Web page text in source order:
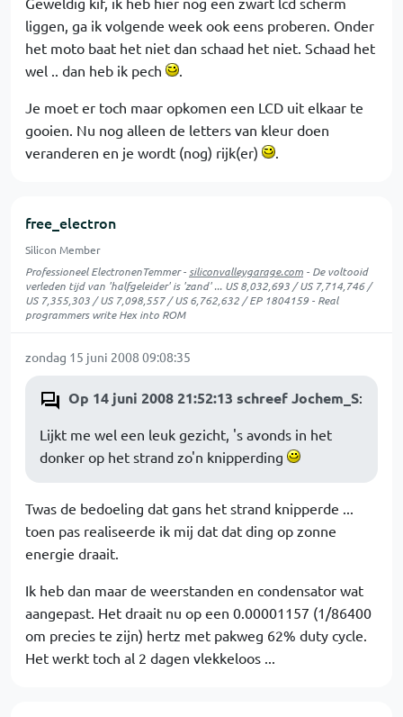
liggen, ga ik volgende week ook eens proberen. Onder
het moto baat het niet dan schaad het niet. Schaad het
wel .. dan heb ik pech
.
Je moet er toch maar opkomen een LCD uit elkaar te
gooien. Nu nog alleen de letters van kleur doen
veranderen en je wordt (nog) rijk(er)
.
free_electron
Silicon Member
Professioneel ElectronenTemmer - siliconvalleygarage.com - De voltooid
verleden tijd van 'halfgeleider' is 'zand' ... US 8,032,693 / US 7,714,746 /
US 7,355,303 / US 7,098,557 / US 6,762,632 / EP 1804159 - Real
programmers write Hex into ROM
zondag 15 juni 2008 09:08:35
Op 14 juni 2008 21:52:13 schreef Jochem_S:
Lijkt me wel een leuk gezicht, 's avonds in het
donker op het strand zo'n knipperding
Twas de bedoeling dat gans het strand knipperde ...
toen pas realiseerde ik mij dat dat ding op zonne
energie draait.
Ik heb dan maar de weerstanden en condensator wat
aangepast. Het draait nu op een 0.00001157 (1/86400
om precies te zijn) hertz met pakweg 62% duty cycle.
Het werkt toch al 2 dagen vlekkeloos ...